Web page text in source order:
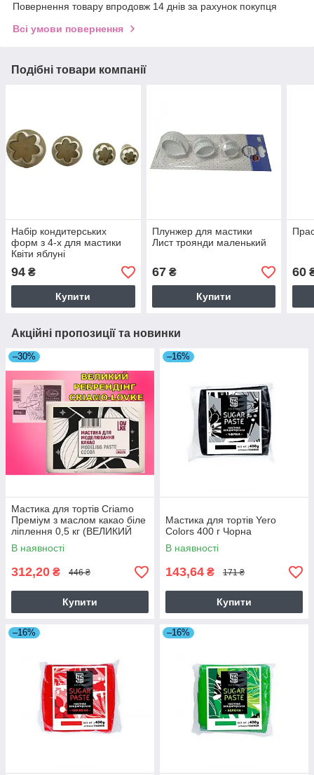
Повернення товару впродовж 14 днів за рахунок покупця
Всі умови повернення
Подібні товари компанії
Набір кондитерських
форм з 4-х для мастики
Квіти яблуні
94 ₴
Купити
Плунжер для мастики
Лист троянди маленький
67₴
Купити
60
Акційні пропозиції та новинки
–30%
Мастика для тортів Criamo
Преміум з маслом какао біле
ліплення 0,5 кг (ВЕЛИКИЙ
РЕБРЕНДІНГ CRIAMO-
LOVKE)
В наявності
312,20 ₴ 446 ₴
Купити
–16%
Мастика для тортів Yero
Colors 400 г Чорна
В наявності
143,64 ₴ 171 ₴
Купити
–16% –16%